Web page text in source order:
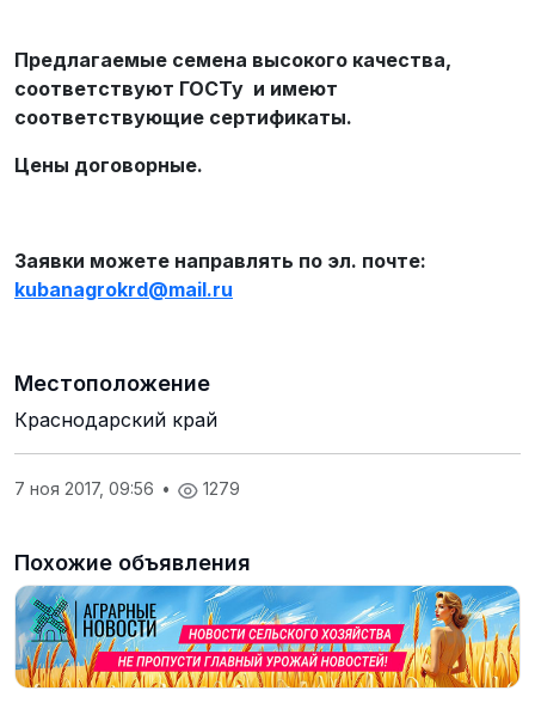
Предлагаемые семена высокого качества,
соответствуют ГОСТу и имеют
соответствующие сертификаты.
Цены договорные.
Заявки можете направлять по эл. почте:
kubanagrokrd@mail.ru
Местоположение
Краснодарский край
7 ноя 2017, 09:56 • 1279
Похожие объявления